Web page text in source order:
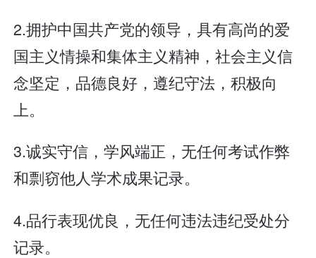
2.拥护中国共产党的领导，具有高尚的爱
国主义情操和集体主义精神，社会主义信
念坚定，品德良好，遵纪守法，积极向
上。
3.诚实守信，学风端正，无任何考试作弊
和剽窃他人学术成果记录。
4.品行表现优良，无任何违法违纪受处分
记录。